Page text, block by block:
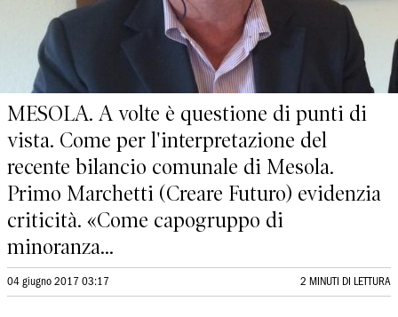
MESOLA. A volte è questione di punti di
vista. Come per l'interpretazione del
recente bilancio comunale di Mesola.
Primo Marchetti (Creare Futuro) evidenzia
criticità. «Come capogruppo di
minoranza...
04 giugno 2017 03:17 2 MINUTI DI LETTURA